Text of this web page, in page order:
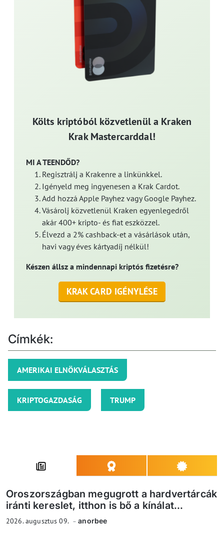
Költs kriptóból közvetlenül a Kraken
Krak Mastercarddal!
MI A TEENDŐD?
Regisztrálj a Krakenre a linkünkkel.
Igényeld meg ingyenesen a Krak Cardot.
Add hozzá Apple Payhez vagy Google Payhez.
Vásárolj közvetlenül Kraken egyenlegedről
akár 400+ kripto- és fiat eszközzel.
Élvezd a 2% cashback-et a vásárlások után,
havi vagy éves kártyadíj nélkül!
Készen állsz a mindennapi kriptós fizetésre?
KRAK CARD IGÉNYLÉSE
Címkék:
AMERIKAI ELNÖKVÁLASZTÁS
KRIPTOGAZDASÁG TRUMP
Oroszországban megugrott a hardvertárcák
iránti kereslet, itthon is bő a kínálat...
2026. augusztus 09. anorbee